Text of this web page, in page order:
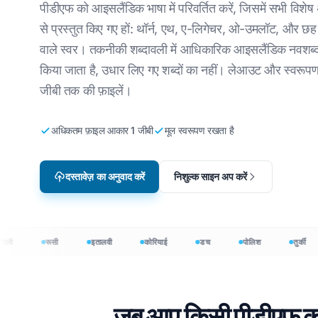
वीडियो गेम स्थानीयकरण
ई-लर्निंग
सीएसवी
JSON
के लिए
अंग्रेजी से कोरियाई
अंग्रेजी से अरबी
अंग्रेजी से तुर्की
अंग्रेज़ी से हिंदी
अंग्रेजी से उर्दू
पीडीएफ को आइसलैंडिक भाषा में परिवर्तित करें, जिसमें सभी विशेष
से प्रस्तुत किए गए हों: थॉर्न, एथ, ए-लिगेचर, ओ-उमलॉट, और छह
वाले स्वर। तकनीकी शब्दावली में आधिकारिक आइसलैंडिक
किया जाता है, उधार लिए गए शब्दों का नहीं। लेआउट और
जीबी तक की फ़ाइलें।
अधिकतम फ़ाइल आकार 1 जीबी मूल स्वरूपण रखता है
दस्तावेज़ का अनुवाद करें निशुल्क साइन अप करें
रूसी इतालवी कोरियाई डच पोलिश तुर्की